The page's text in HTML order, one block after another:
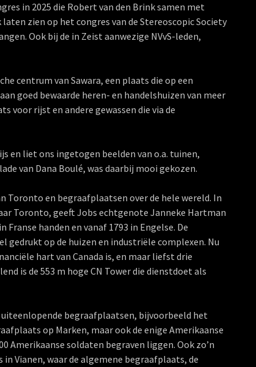
in 2025 die Robert van den Brink samen met
zien op het congres van de Stereoscopic Society
Ook bij de in Zeist aanwezige NVvS-leden,
centrum van Sawara, een plaats die op een
goed bewaarde heren- en handelshuizen van meer
voor rijst en andere gewassen die via de
en liet ons ingetogen beelden van o.a. tuinen,
van Dana Boulé, was daarbij mooi gekozen.
Toronto en begraafplaatsen over de hele wereld. In
Toronto, geeft Jobs echtgenote Janneke Hartman
handen en vanaf 1793 in Engelse. De
gedrukt op de huizen en industriële complexen. Nu
hart van Canada is, en maar liefst drie
is de 553 m hoge CN Tower die dienstdoet als
begraafplaatsen, bijvoorbeeld het
op Marken, maar ook de enige Amerikaanse
Amerikaanse soldaten begraven liggen. Ook zo’n
Vianen, waar de algemene begraafplaats, de